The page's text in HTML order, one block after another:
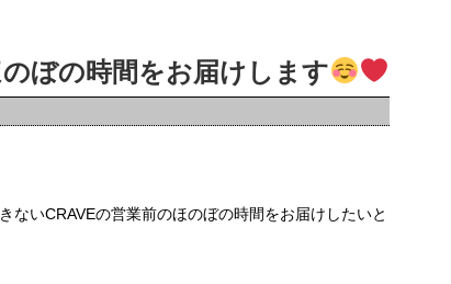
ぼの時間をお届けします
ないCRAVEの営業前のほのぼの時間をお届けしたいと